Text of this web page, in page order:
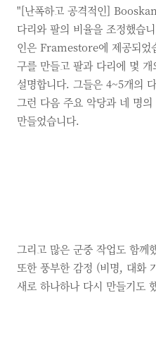
"[난폭하고 공격적인]
다리와 팔의 비율을 조정했습
인은 Framestore에 제공되
구를 만들고 팔과 다리에 몇
설명합니다. 그들은 4~5개의
그런 다음 주요 악당과 네 명
만들었습니다.
그리고 많은 군중 작업도 함께
또한 풍부한 감정 (비명, 대화
새로 하나하나 다시 만들기도